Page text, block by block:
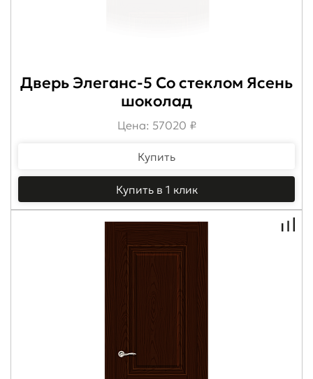
Дверь Элеганс-5 Со стеклом Ясень
шоколад
Цена: 57020 ₽
Купить
Купить в 1 клик